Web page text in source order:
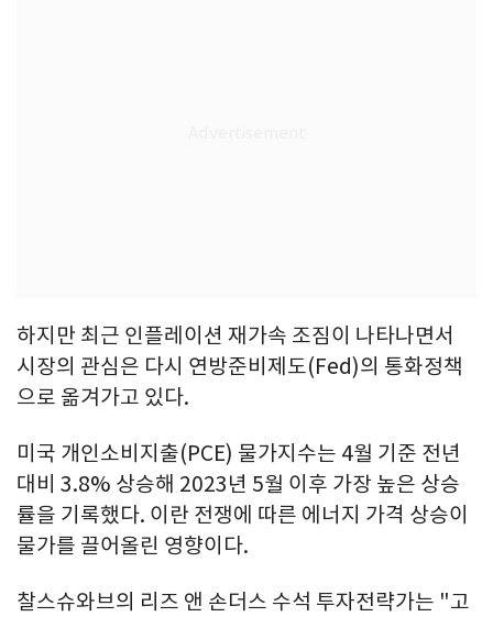
하지만 최근 인플레이션 재가속 조짐이 나타나면서
시장의 관심은 다시 연방준비제도(Fed)의 통화정책
으로 옮겨가고 있다.
미국 개인소비지출(PCE) 물가지수는 4월 기준 전년
대비 3.8% 상승해 2023년 5월 이후 가장 높은 상승
률을 기록했다. 이란 전쟁에 따른 에너지 가격 상승이
물가를 끌어올린 영향이다.
찰스슈와브의 리즈 앤 손더스 수석 투자전략가는 "고